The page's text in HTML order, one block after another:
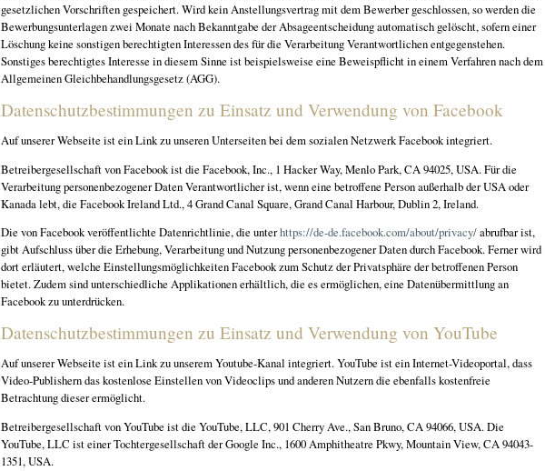
gesetzlichen Vorschriften gespeichert. Wird kein Anstellungsvertrag mit dem Bewerber geschlossen, so werden die
Bewerbungsunterlagen zwei Monate nach Bekanntgabe der Absageentscheidung automatisch gelöscht, sofern einer
Löschung keine sonstigen berechtigten Interessen des für die Verarbeitung Verantwortlichen entgegenstehen.
Sonstiges berechtigtes Interesse in diesem Sinne ist beispielsweise eine Beweispflicht in einem Verfahren nach dem
Allgemeinen Gleichbehandlungsgesetz (AGG).
Datenschutzbestimmungen zu Einsatz und Verwendung von Facebook
Auf unserer Webseite ist ein Link zu unseren Unterseiten bei dem sozialen Netzwerk Facebook integriert.
Betreibergesellschaft von Facebook ist die Facebook, Inc., 1 Hacker Way, Menlo Park, CA 94025, USA. Für die
Verarbeitung personenbezogener Daten Verantwortlicher ist, wenn eine betroffene Person außerhalb der USA oder
Kanada lebt, die Facebook Ireland Ltd., 4 Grand Canal Square, Grand Canal Harbour, Dublin 2, Ireland.
Die von Facebook veröffentlichte Datenrichtlinie, die unterhttps://de-de.facebook.com/about/privacy/abrufbar ist,
gibt Aufschluss über die Erhebung, Verarbeitung und Nutzung personenbezogener Daten durch Facebook. Ferner wird
dort erläutert, welche Einstellungsmöglichkeiten Facebook zum Schutz der Privatsphäre der betroffenen Person
bietet. Zudem sind unterschiedliche Applikationen erhältlich, die es ermöglichen, eine Datenübermittlung an
Facebook zu unterdrücken.
Datenschutzbestimmungen zu Einsatz und Verwendung von YouTube
Auf unserer Webseite ist ein Link zu unserem Youtube-Kanal integriert. YouTube ist ein Internet-Videoportal, dass
Video-Publishern das kostenlose Einstellen von Videoclips und anderen Nutzern die ebenfalls kostenfreie
Betrachtung dieser ermöglicht.
Betreibergesellschaft von YouTube ist die YouTube, LLC, 901 Cherry Ave., San Bruno, CA 94066, USA. Die
YouTube, LLC ist einer Tochtergesellschaft der Google Inc., 1600 Amphitheatre Pkwy, Mountain View, CA 94043-
1351, USA.